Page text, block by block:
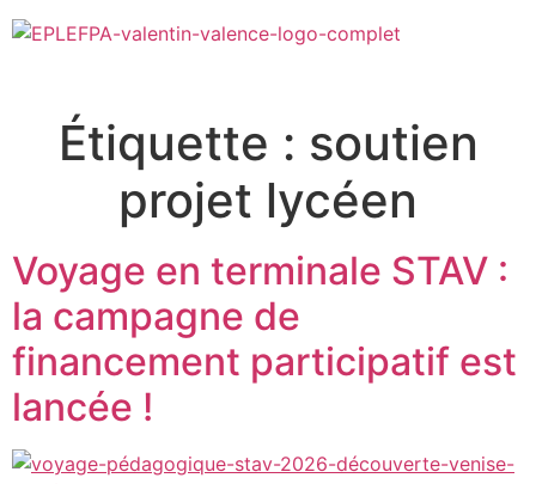
Étiquette : soutien
projet lycéen
Voyage en terminale STAV :
la campagne de
financement participatif est
lancée !